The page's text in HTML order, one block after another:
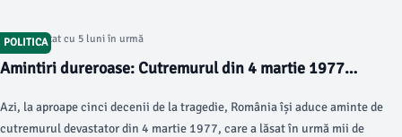
POLITICA
Articol postat cu 5 luni în urmă
Amintiri dureroase: Cutremurul din 4 martie 1977
Azi, la aproape cinci decenii de la tragedie, România își aduce aminte de
cutremurul devastator din 4 martie 1977, care a lăsat în urmă mii de